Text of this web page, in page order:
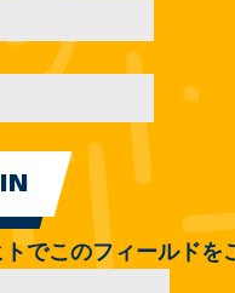
でこのフィールドを